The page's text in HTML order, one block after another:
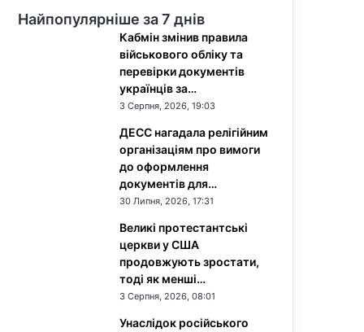
Найпопулярніше за 7 днів
Кабмін змінив правила
військового обліку та
перевірки документів
українців за…
3 Серпня, 2026, 19:03
ДЕСС нагадала релігійним
організаціям про вимоги
до оформлення
документів для…
30 Липня, 2026, 17:31
Великі протестантські
церкви у США
продовжують зростати,
тоді як менші…
3 Серпня, 2026, 08:01
Унаслідок російського